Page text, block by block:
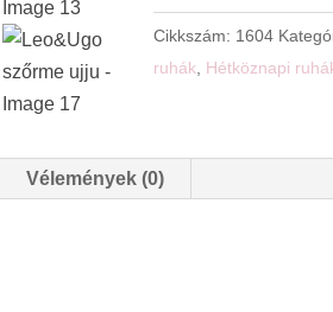
Cikkszám: 1604
ruhák
Hétköznapi
Vélemények (0)